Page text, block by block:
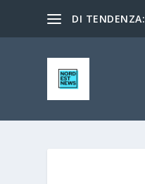
DI TENDENZA: